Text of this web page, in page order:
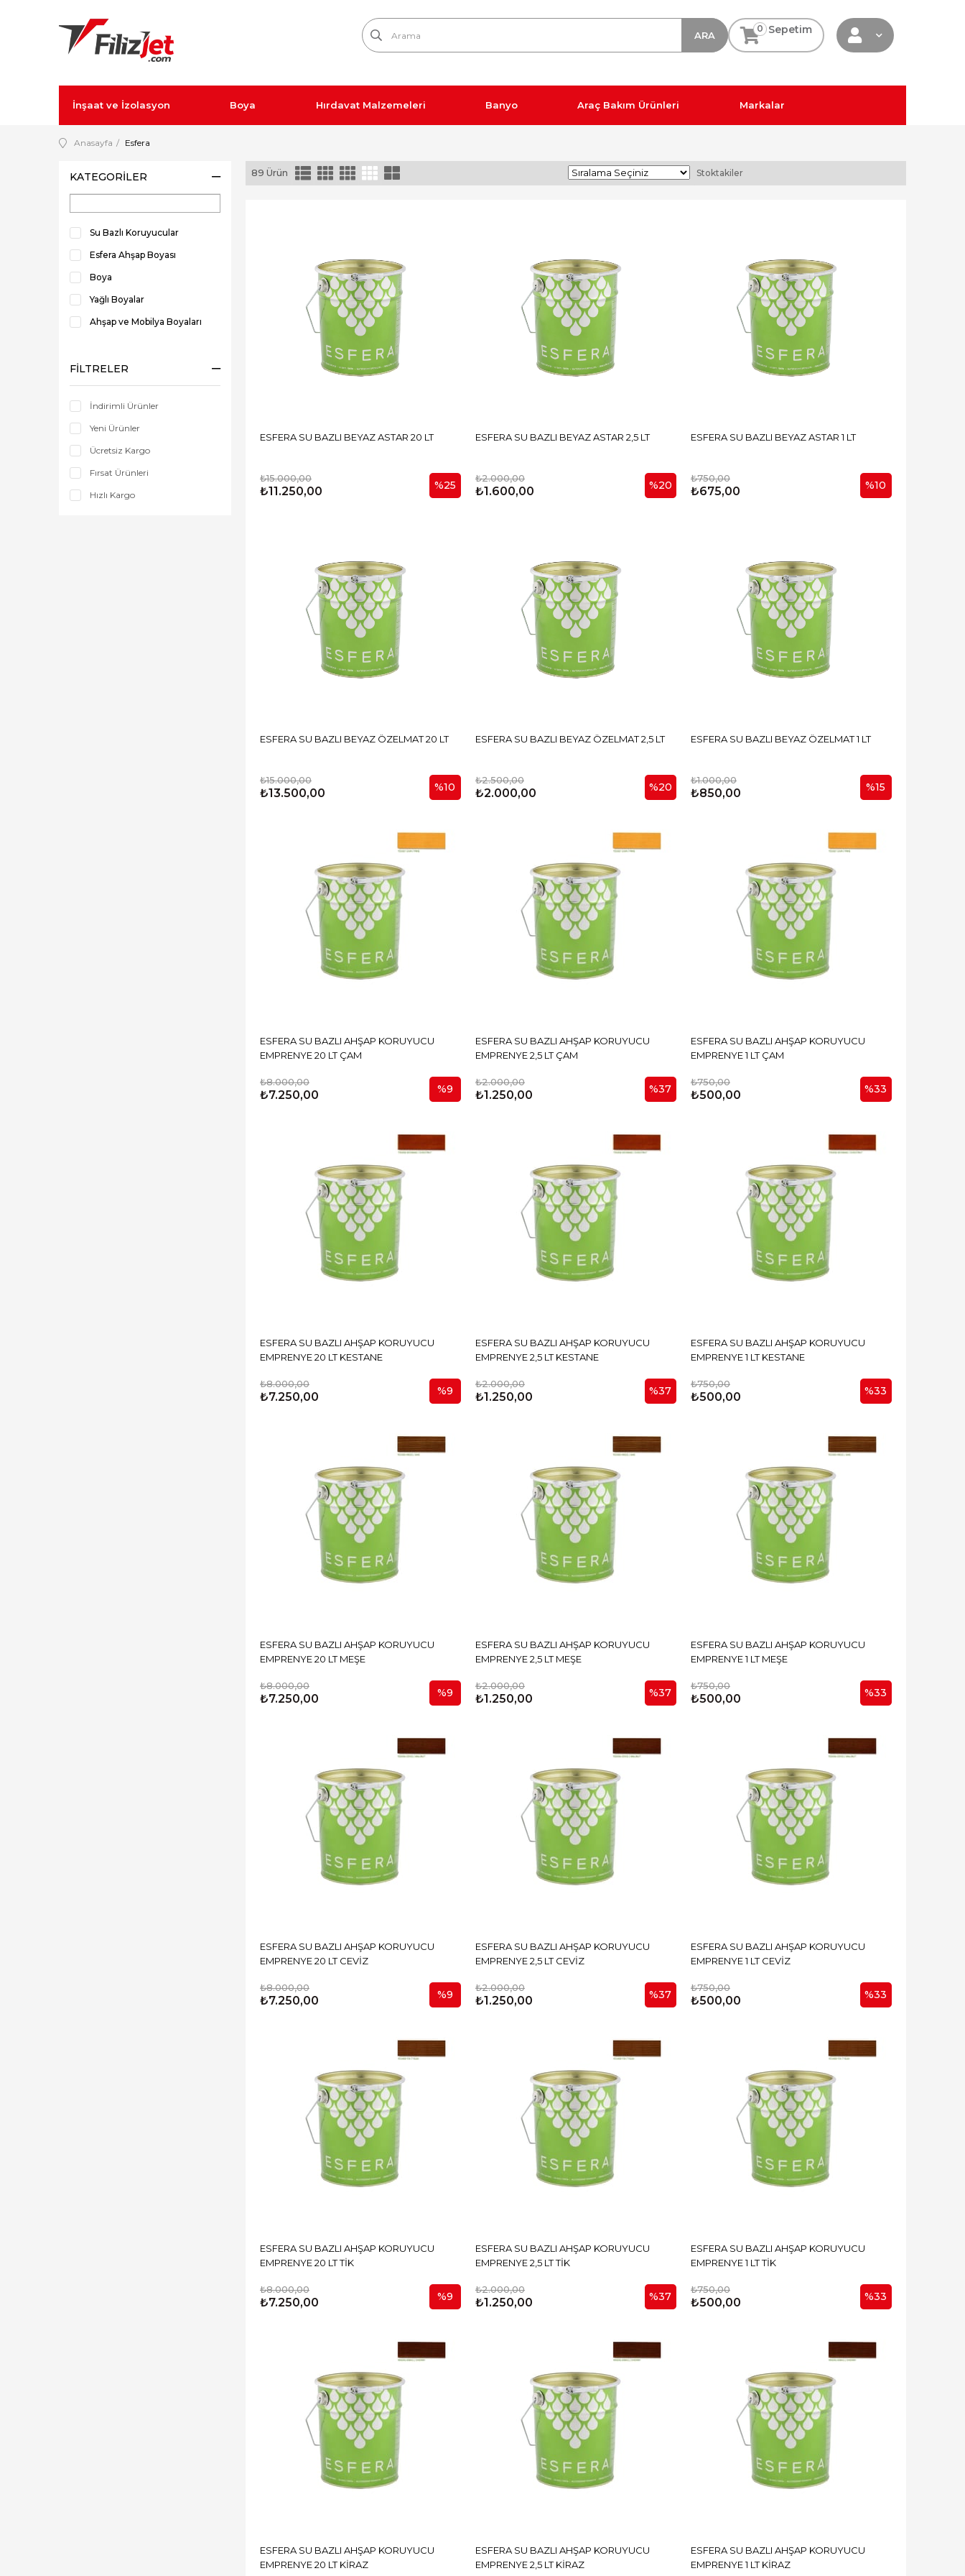
Sepetim
0
İnşaat ve İzolasyon Boya Hırdavat Malzemeleri Banyo Araç Bakım Ürünleri Markalar
Anasayfa Esfera
KATEGORILER
Su Bazlı Koruyucular
Esfera Ahşap Boyası
Boya
Yağlı Boyalar
Ahşap ve Mobilya Boyaları
FILTRELER
İndirimli Ürünler
Yeni Ürünler
Ücretsiz Kargo
Fırsat Ürünleri
Hızlı Kargo
Stoktakiler
89 Ürün
ESFERA SU BAZLI BEYAZ ASTAR 20 LT
₺15.000,00
₺11.250,00 %25
ESFERA SU BAZLI BEYAZ ASTAR 2,5 LT
₺2.000,00
₺1.600,00 %20
ESFERA SU BAZLI BEYAZ ASTAR 1 LT
₺750,00
₺675,00 %10
ESFERA SU BAZLI BEYAZ ÖZELMAT 20 LT
₺15.000,00
₺13.500,00 %10
ESFERA SU BAZLI BEYAZ ÖZELMAT 2,5 LT
₺2.500,00
₺2.000,00 %20
ESFERA SU BAZLI BEYAZ ÖZELMAT 1 LT
₺1.000,00
₺850,00 %15
ESFERA SU BAZLI AHŞAP KORUYUCU
EMPRENYE 20 LT ÇAM
₺8.000,00
₺7.250,00 %9
ESFERA SU BAZLI AHŞAP KORUYUCU
EMPRENYE 2,5 LT ÇAM
₺2.000,00
₺1.250,00 %37
ESFERA SU BAZLI AHŞAP KORUYUCU
EMPRENYE 1 LT ÇAM
₺750,00
₺500,00 %33
ESFERA SU BAZLI AHŞAP KORUYUCU
EMPRENYE 20 LT KESTANE
₺8.000,00
₺7.250,00 %9
ESFERA SU BAZLI AHŞAP KORUYUCU
EMPRENYE 2,5 LT KESTANE
₺2.000,00
₺1.250,00 %37
ESFERA SU BAZLI AHŞAP KORUYUCU
EMPRENYE 1 LT KESTANE
₺750,00
₺500,00 %33
ESFERA SU BAZLI AHŞAP KORUYUCU
EMPRENYE 20 LT MEŞE
₺8.000,00
₺7.250,00 %9
ESFERA SU BAZLI AHŞAP KORUYUCU
EMPRENYE 2,5 LT MEŞE
₺2.000,00
₺1.250,00 %37
ESFERA SU BAZLI AHŞAP KORUYUCU
EMPRENYE 1 LT MEŞE
₺750,00
₺500,00 %33
ESFERA SU BAZLI AHŞAP KORUYUCU
EMPRENYE 20 LT CEVİZ
₺8.000,00
₺7.250,00 %9
ESFERA SU BAZLI AHŞAP KORUYUCU
EMPRENYE 2,5 LT CEVİZ
₺2.000,00
₺1.250,00 %37
ESFERA SU BAZLI AHŞAP KORUYUCU
EMPRENYE 1 LT CEVİZ
₺750,00
₺500,00 %33
ESFERA SU BAZLI AHŞAP KORUYUCU
EMPRENYE 20 LT TİK
₺8.000,00
₺7.250,00 %9
ESFERA SU BAZLI AHŞAP KORUYUCU
EMPRENYE 2,5 LT TİK
₺2.000,00
₺1.250,00 %37
ESFERA SU BAZLI AHŞAP KORUYUCU
EMPRENYE 1 LT TİK
₺750,00
₺500,00 %33
ESFERA SU BAZLI AHŞAP KORUYUCU
EMPRENYE 20 LT KİRAZ
ESFERA SU BAZLI AHŞAP KORUYUCU
EMPRENYE 2,5 LT KİRAZ
ESFERA SU BAZLI AHŞAP KORUYUCU
EMPRENYE 1 LT KİRAZ